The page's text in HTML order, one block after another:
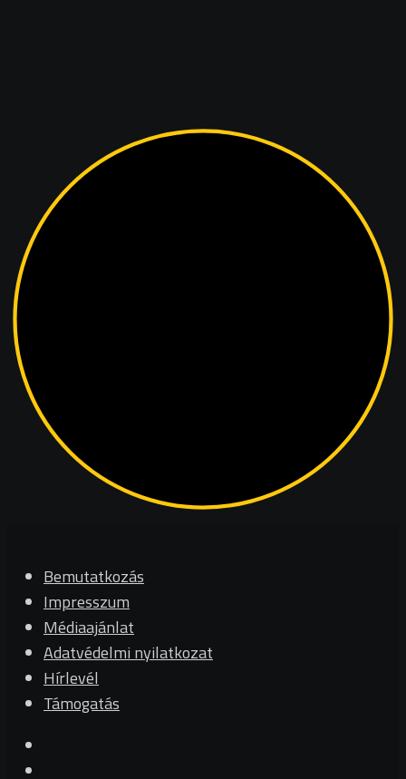
Bemutatkozás
Impresszum
Médiaajánlat
Adatvédelmi nyilatkozat
Hírlevél
Támogatás